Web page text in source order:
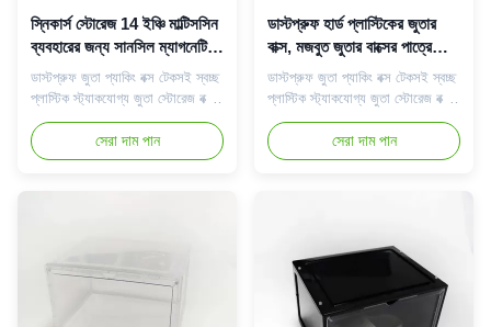
স্নিকার্স স্টোরেজ 14 ইঞ্চি মাল্টিসসিন
ব্যবহারের জন্য সানসিল ম্যাগনেটিক
গৃহস্থালী জুতার বাক্স
ডাস্টপ্রুফ জুতা প্যাকিং বক্স টেকসই স্বচ্ছ
প্লাস্টিক স্ট্যাকযোগ্য জুতা স্টোরেজ বক্স
ব্যবহারিক জুতা স্টোরেজ বক্স: এই জুতার
বাক্স আপনার জন্য বিভিন্ন ধরনের জুতা
সংরক্ষণ করতে পারে, যেমন মহিলাদের
সেরা দাম পান
ডাস্টপ্রুফ হার্ড প্লাস্টিকের জুতার
বাক্স, মজবুত জুতার বাক্সের পাত্রে
৩৩*২৪*১৩.৫ সেমি
ডাস্টপ্রুফ জুতা প্যাকিং বক্স টেকসই স্বচ্ছ
প্লাস্টিক স্ট্যাকযোগ্য জুতা স্টোরেজ বক্স
ব্যবহারিক জুতা স্টোরেজ বক্স: এই জুতার
বাক্স আপনার জন্য বিভিন্ন ধরনের জুতা
সংরক্ষণ করতে পারে, যেমন মহিলাদের
সেরা দাম পান